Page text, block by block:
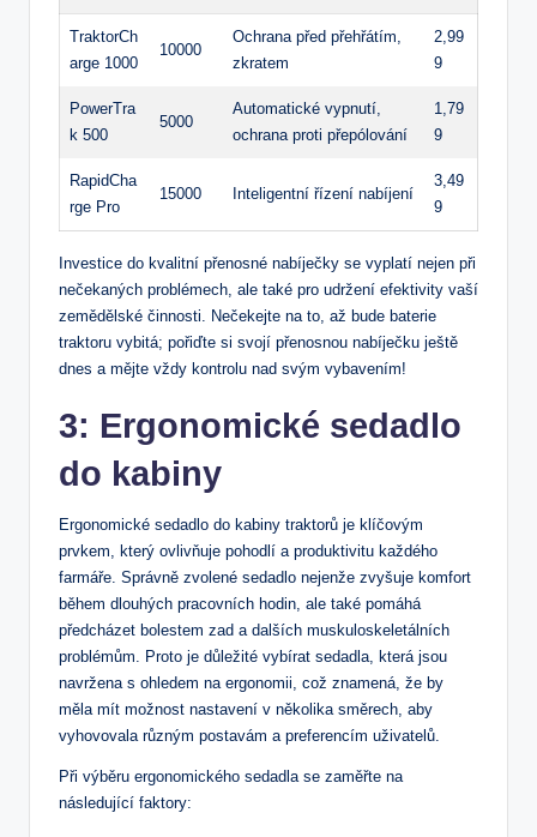
TraktorCh
arge 1000
10000
Ochrana před přehřátím,
zkratem
2,99
9
PowerTra
k 500
5000
Automatické vypnutí,
ochrana proti přepólování
1,79
9
RapidCha
rge Pro
15000 Inteligentní řízení nabíjení
3,49
9
Investice do kvalitní přenosné nabíječky se vyplatí nejen při
nečekaných problémech, ale také pro udržení efektivity vaší
zemědělské činnosti. Nečekejte na to, až bude baterie
traktoru vybitá; pořiďte si svojí přenosnou nabíječku ještě
dnes a mějte vždy kontrolu nad svým vybavením!
3: Ergonomické sedadlo
do kabiny
Ergonomické sedadlo do kabiny traktorů je klíčovým
prvkem, který ovlivňuje pohodlí a produktivitu každého
farmáře. Správně zvolené sedadlo nejenže zvyšuje komfort
během dlouhých pracovních hodin, ale také pomáhá
předcházet bolestem zad a dalších muskuloskeletálních
problémům. Proto je důležité vybírat sedadla, která jsou
navržena s ohledem na ergonomii, což znamená, že by
měla mít možnost nastavení v několika směrech, aby
vyhovovala různým postavám a preferencím uživatelů.
Při výběru ergonomického sedadla se zaměřte na
následující faktory: